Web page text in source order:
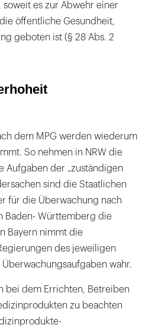
es zur Abwehr einer
öffentliche Gesundheit,
geboten ist (§ 28 Abs. 2
dem MPG werden wiederum
So nehmen in NRW die
Aufgaben der „zuständigen
sind die Staatlichen
für die Überwachung nach
Baden- Württemberg die
Bayern nimmt die
des jeweiligen
wahr.
bei dem Errichten, Betreiben
zu beachten